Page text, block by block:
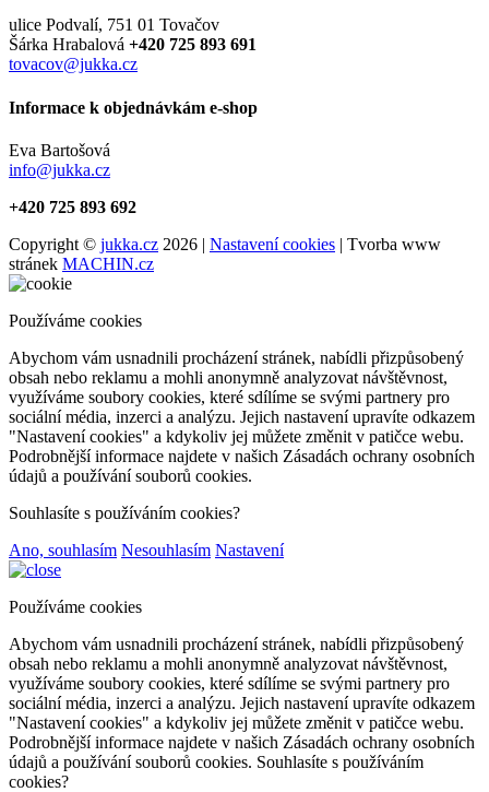
ulice Podvalí, 751 01 Tovačov
Šárka Hrabalová +420 725 893 691
tovacov@jukka.cz
Informace k objednávkám e-shop
Eva Bartošová
info@jukka.cz
+420 725 893 692
Copyright © jukka.cz 2026 | Nastavení cookies | Tvorba www
stránek MACHIN.cz
Používáme cookies
Abychom vám usnadnili procházení stránek, nabídli přizpůsobený
obsah nebo reklamu a mohli anonymně analyzovat návštěvnost,
využíváme soubory cookies, které sdílíme se svými partnery pro
sociální média, inzerci a analýzu. Jejich nastavení upravíte odkazem
"Nastavení cookies" a kdykoliv jej můžete změnit v patičce webu.
Podrobnější informace najdete v našich Zásadách ochrany osobních
údajů a používání souborů cookies.
Souhlasíte s používáním cookies?
Ano, souhlasím Nesouhlasím Nastavení
Používáme cookies
Abychom vám usnadnili procházení stránek, nabídli přizpůsobený
obsah nebo reklamu a mohli anonymně analyzovat návštěvnost,
využíváme soubory cookies, které sdílíme se svými partnery pro
sociální média, inzerci a analýzu. Jejich nastavení upravíte odkazem
"Nastavení cookies" a kdykoliv jej můžete změnit v patičce webu.
Podrobnější informace najdete v našich Zásadách ochrany osobních
údajů a používání souborů cookies. Souhlasíte s používáním
cookies?